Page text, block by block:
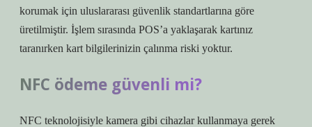
korumak için uluslararası güvenlik standartlarına göre
üretilmiştir. İşlem sırasında POS’a yaklaşarak kartınız
taranırken kart bilgilerinizin çalınma riski yoktur.
NFC ödeme güvenli mi?
NFC teknolojisiyle kamera gibi cihazlar kullanmaya gerek